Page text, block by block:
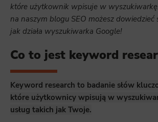
które użytkownik wpisuje w
na naszym blogu SEO możesz dowiedzieć
jak działa wyszukiwarka Google!
Co to jest keyword
Keyword research to badanie słów
które użytkownicy wpisują w
usług takich jak Twoje.